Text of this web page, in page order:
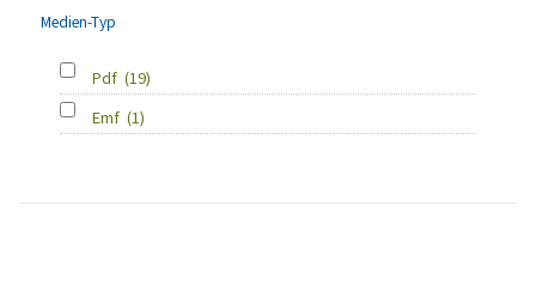
Medien-Typ
Pdf (19)
Emf (1)